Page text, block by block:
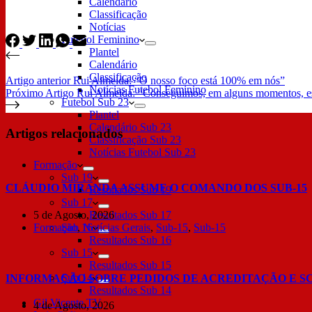
Classificação
Notícias
Futebol Feminino
Plantel
Calendário
Classificação
Notícias Futebol Feminino
Futebol Sub 23
Plantel
Calendário Sub 23
Classificação Sub 23
Notícias Futebol Sub 23
Formação
Sub 19
Resultados Sub 19
Sub 17
Resultados Sub 17
Sub 16
Resultados Sub 16
Sub 15
Resultados Sub 15
Sub 14
Resultados Sub 14
Gil Vicente TV
Artigo anteriorRui Almeida: “O nosso foco está 100% em nós”
Próximo Artigo Rui Almeida: “Conseguimos, em alguns momentos,
Artigos relacionados
CLÁUDIO MIRANDA ASSUME O COMANDO DOS SUB-15
5 de Agosto, 2026
Formação,Notícias Gerais, Sub-15, Sub-15
INFORMAÇÃO SOBRE PEDIDOS DE ACREDITAÇÃO E
4 de Agosto, 2026